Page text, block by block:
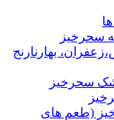
سحرخیز
بهارنارنج
سحرخیز
(طعم های